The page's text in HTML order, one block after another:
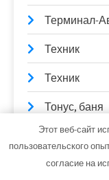
Терминал-
Техник
Техник
Тонус, баня
Тонус, сауна
Торговая
Этот веб-сайт
пользовательского
согласие на